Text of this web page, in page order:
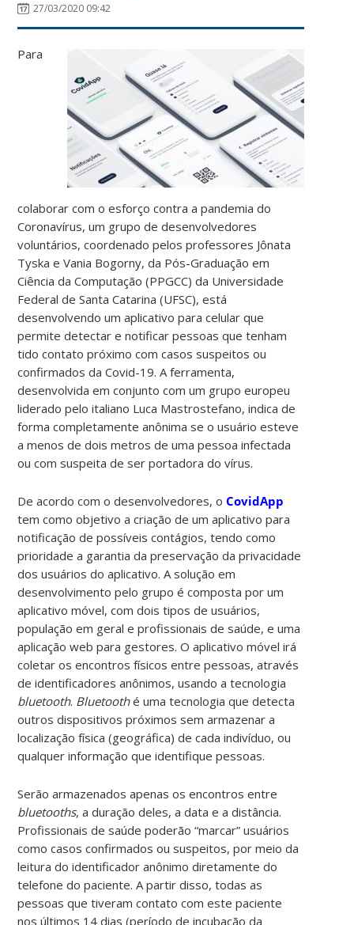
27/03/2020 09:42
Para
colaborar com o esforço contra a pandemia do
Coronavírus, um grupo de desenvolvedores
voluntários, coordenado pelos professores Jônata
Tyska e Vania Bogorny, da Pós-Graduação em
Ciência da Computação (PPGCC) da Universidade
Federal de Santa Catarina (UFSC), está
desenvolvendo um aplicativo para celular que
permite detectar e notificar pessoas que tenham
tido contato próximo com casos suspeitos ou
confirmados da Covid-19. A ferramenta,
desenvolvida em conjunto com um grupo europeu
liderado pelo italiano Luca Mastrostefano, indica de
forma completamente anônima se o usuário esteve
a menos de dois metros de uma pessoa infectada
ou com suspeita de ser portadora do vírus.
De acordo com o desenvolvedores, oCovidApp
tem como objetivo a criação de um aplicativo para
notificação de possíveis contágios, tendo como
prioridade a garantia da preservação da privacidade
dos usuários do aplicativo. A solução em
desenvolvimento pelo grupo é composta por um
aplicativo móvel, com dois tipos de usuários,
população em geral e profissionais de saúde, e uma
aplicação web para gestores. O aplicativo móvel irá
coletar os encontros físicos entre pessoas, através
de identificadores anônimos, usando a tecnologia
bluetooth. Bluetoothé uma tecnologia que detecta
outros dispositivos próximos sem armazenar a
localização física (geográfica) de cada indivíduo, ou
qualquer informação que identifique pessoas.
Serão armazenados apenas os encontros entre
bluetooths, a duração deles, a data e a distância.
Profissionais de saúde poderão “marcar” usuários
como casos confirmados ou suspeitos, por meio da
leitura do identificador anônimo diretamente do
telefone do paciente. A partir disso, todas as
pessoas que tiveram contato com este paciente
nos últimos 14 dias (período de incubação da